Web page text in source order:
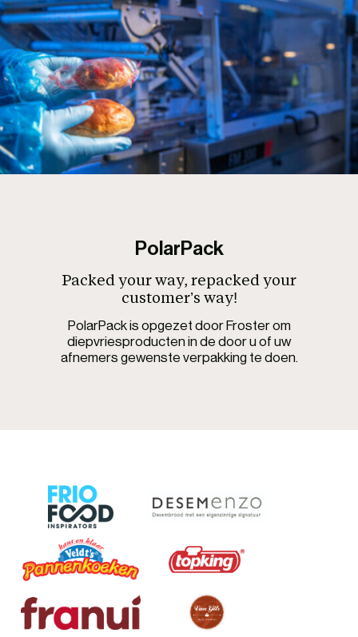
PolarPack
Packed your way, repacked your
customer’s way!
PolarPack is opgezet door Froster om
diepvriesproducten in de door u of uw
afnemers gewenste verpakking te doen.